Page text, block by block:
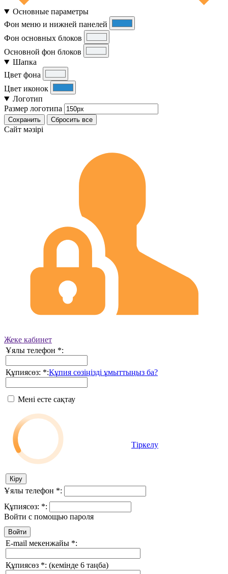
Основные параметры
Фон меню и нижней панелей
Фон основных блоков
Основной фон блоков
Шапка
Цвет фона
Цвет иконок
Логотип
Размер логотипа
Сохранить Сбросить все
Cайт мәзірі
Жеке кабинет
Ұялы телефон *:
Құпиясөз: *:Құпия сөзіңізді ұмыттыңыз ба?
Мені есте сақтау
Тіркелу
Ұялы телефон *:
Құпиясөз: *:
Войти с помощью пароля
E-mail мекенжайы *:
Құпиясөз *: (кемінде 6 таңба)